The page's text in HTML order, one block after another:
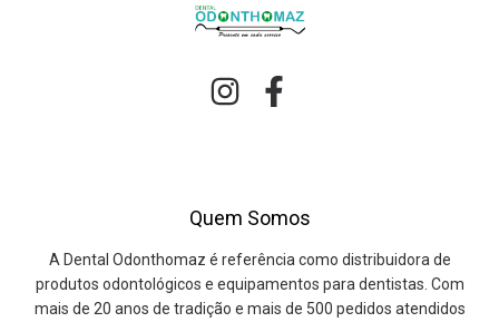
Quem Somos
A Dental Odonthomaz é referência como distribuidora de
produtos odontológicos e equipamentos para dentistas. Com
mais de 20 anos de tradição e mais de 500 pedidos atendidos